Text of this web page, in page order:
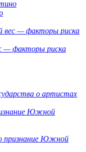
— факторы риска
о артистах
Южной